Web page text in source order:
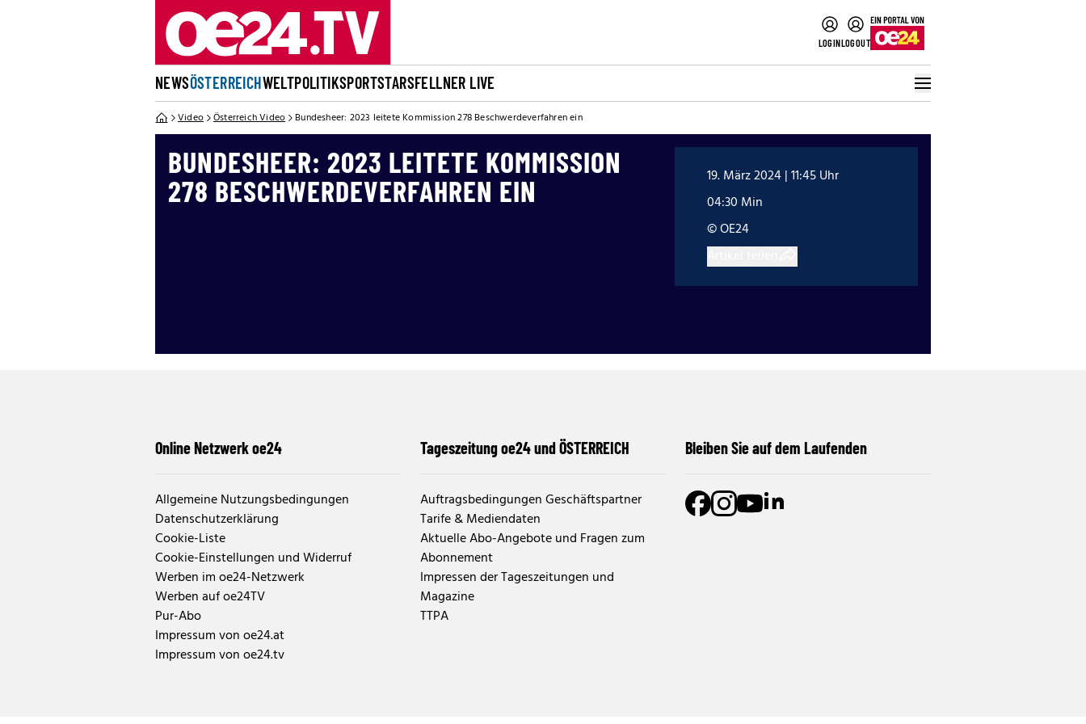
LOGINLOGOUT
NEWSÖSTERREICHWELTPOLITIKSPORTSTARSFELLNER LIVE
Video Österreich Video Bundesheer: 2023 leitete Kommission 278 Beschwerdeverfahren ein
BUNDESHEER: 2023 LEITETE KOMMISSION
278 BESCHWERDEVERFAHREN EIN
19. März 2024 | 11:45 Uhr
04:30 Min
© OE24
Online Netzwerk oe24
Allgemeine Nutzungsbedingungen
Datenschutzerklärung
Cookie-Liste
Cookie-Einstellungen und Widerruf
Werben im oe24-Netzwerk
Werben auf oe24TV
Pur-Abo
Impressum von oe24.at
Impressum von oe24.tv
Tageszeitung oe24 und ÖSTERREICH
Auftragsbedingungen Geschäftspartner
Tarife & Mediendaten
Aktuelle Abo-Angebote und Fragen zum
Abonnement
Impressen der Tageszeitungen und
Magazine
TTPA
Bleiben Sie auf dem Laufenden